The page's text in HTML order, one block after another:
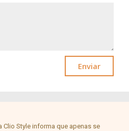
Enviar
Clio Style informa que apenas se